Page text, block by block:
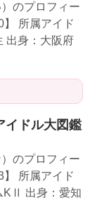
のプロフィー
】 所属アイド
出身：大阪府
イドル大図鑑
のプロフィー
】 所属アイド
KⅡ 出身：愛知